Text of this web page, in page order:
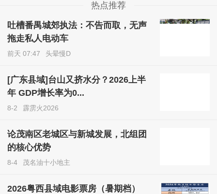
热点推荐
吐槽番禺城郊执法：不告而取，无声
拖走私人电动车
前天 07:47 头晕慢D
[广东县域]台山又挤水分？2026上半
年 GDP增长率为0...
8-2 霹雳火2026
论茂南区老城区与新城发展，北组团
的核心优势
8-4 茂名油十小地主
2026粤西县域电影票房（暑期档）